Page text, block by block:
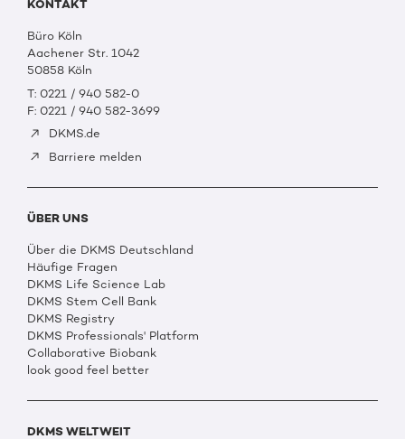
KONTAKT
Büro Köln
Aachener Str. 1042
50858 Köln
T: 0221 / 940 582-0
F: 0221 / 940 582-3699
DKMS.de
Barriere melden
ÜBER UNS
Über die DKMS Deutschland
Häufige Fragen
DKMS Life Science Lab
DKMS Stem Cell Bank
DKMS Registry
DKMS Professionals' Platform
Collaborative Biobank
look good feel better
DKMS WELTWEIT